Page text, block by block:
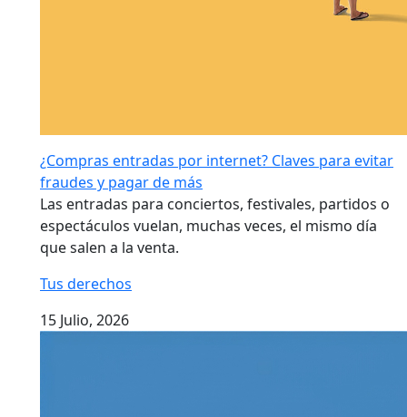
¿Compras entradas por internet? Claves para evitar
fraudes y pagar de más
Las entradas para conciertos, festivales, partidos o
espectáculos vuelan, muchas veces, el mismo día
que salen a la venta.
Tus derechos
15 Julio, 2026